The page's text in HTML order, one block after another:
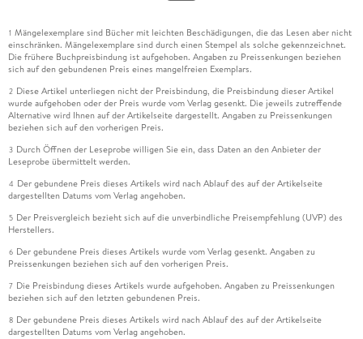
1 Mängelexemplare sind Bücher mit leichten Beschädigungen, die das Lesen aber nicht
einschränken. Mängelexemplare sind durch einen Stempel als solche gekennzeichnet.
Die frühere Buchpreisbindung ist aufgehoben. Angaben zu Preissenkungen beziehen
sich auf den gebundenen Preis eines mangelfreien Exemplars.
2 Diese Artikel unterliegen nicht der Preisbindung, die Preisbindung dieser Artikel
wurde aufgehoben oder der Preis wurde vom Verlag gesenkt. Die jeweils zutreffende
Alternative wird Ihnen auf der Artikelseite dargestellt. Angaben zu Preissenkungen
beziehen sich auf den vorherigen Preis.
3 Durch Öffnen der Leseprobe willigen Sie ein, dass Daten an den Anbieter der
Leseprobe übermittelt werden.
4 Der gebundene Preis dieses Artikels wird nach Ablauf des auf der Artikelseite
dargestellten Datums vom Verlag angehoben.
5 Der Preisvergleich bezieht sich auf die unverbindliche Preisempfehlung (UVP) des
Herstellers.
6 Der gebundene Preis dieses Artikels wurde vom Verlag gesenkt. Angaben zu
Preissenkungen beziehen sich auf den vorherigen Preis.
7 Die Preisbindung dieses Artikels wurde aufgehoben. Angaben zu Preissenkungen
beziehen sich auf den letzten gebundenen Preis.
8 Der gebundene Preis dieses Artikels wird nach Ablauf des auf der Artikelseite
dargestellten Datums vom Verlag angehoben.